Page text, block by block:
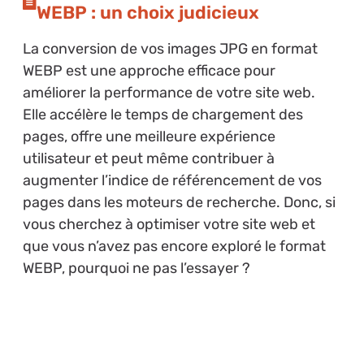
WEBP : un choix judicieux
La conversion de vos images JPG en format
WEBP est une approche efficace pour
améliorer la performance de votre site web.
Elle accélère le temps de chargement des
pages, offre une meilleure expérience
utilisateur et peut même contribuer à
augmenter l’indice de référencement de vos
pages dans les moteurs de recherche. Donc, si
vous cherchez à optimiser votre site web et
que vous n’avez pas encore exploré le format
WEBP, pourquoi ne pas l’essayer ?